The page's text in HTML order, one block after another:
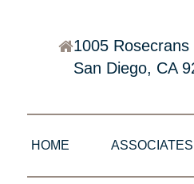
1005
San Diego, CA
HOME ASSOCIATES